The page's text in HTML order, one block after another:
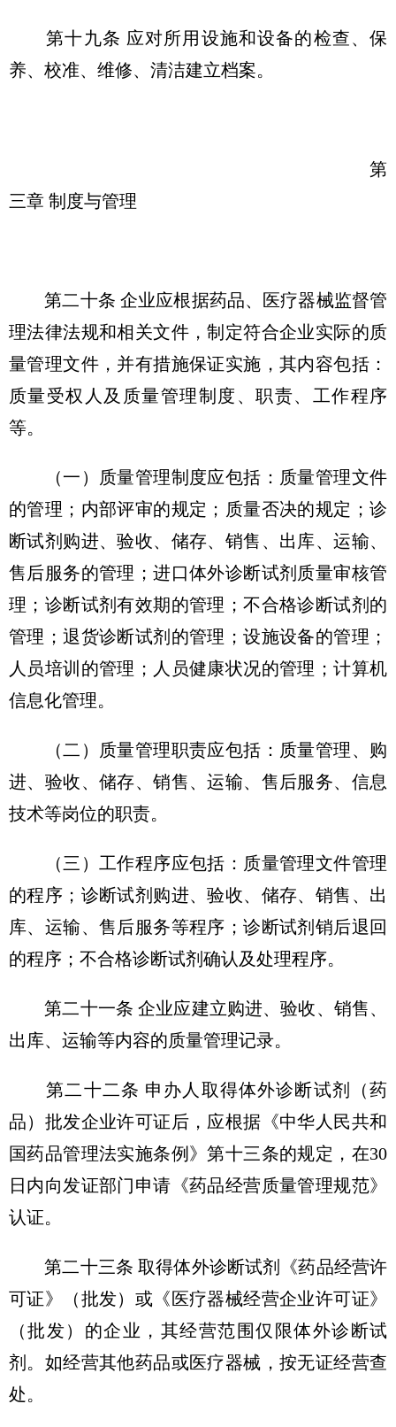
第十九条 应对所用设施和设备的检查、保
养、校准、维修、清洁建立档案。
第
三章 制度与管理
第二十条 企业应根据药品、医疗器械监督管
理法律法规和相关文件，制定符合企业实际的质
量管理文件，并有措施保证实施，其内容包括：
质量受权人及质量管理制度、职责、工作程序
等。
（一）质量管理制度应包括：质量管理文件
的管理；内部评审的规定；质量否决的规定；诊
断试剂购进、验收、储存、销售、出库、运输、
售后服务的管理；进口体外诊断试剂质量审核管
理；诊断试剂有效期的管理；不合格诊断试剂的
管理；退货诊断试剂的管理；设施设备的管理；
人员培训的管理；人员健康状况的管理；计算机
信息化管理。
（二）质量管理职责应包括：质量管理、购
进、验收、储存、销售、运输、售后服务、信息
技术等岗位的职责。
（三）工作程序应包括：质量管理文件管理
的程序；诊断试剂购进、验收、储存、销售、出
库、运输、售后服务等程序；诊断试剂销后退回
的程序；不合格诊断试剂确认及处理程序。
第二十一条 企业应建立购进、验收、销售、
出库、运输等内容的质量管理记录。
第二十二条 申办人取得体外诊断试剂（药
品）批发企业许可证后，应根据《中华人民共和
国药品管理法实施条例》第十三条的规定，在30
日内向发证部门申请《药品经营质量管理规范》
认证。
第二十三条 取得体外诊断试剂《药品经营许
可证》（批发）或《医疗器械经营企业许可证》
（批发）的企业，其经营范围仅限体外诊断试
剂。如经营其他药品或医疗器械，按无证经营查
处。